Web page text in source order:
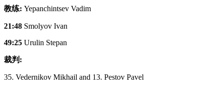
教练: Yepanchintsev Vadim
21:48 Smolyov Ivan
49:25 Urulin Stepan
裁判:
35. Vedernikov Mikhail and 13. Pestov Pavel